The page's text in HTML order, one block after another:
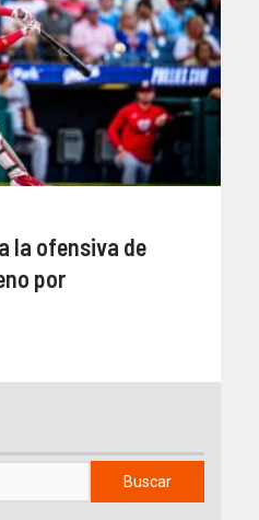
la ofensiva de
por
Buscar